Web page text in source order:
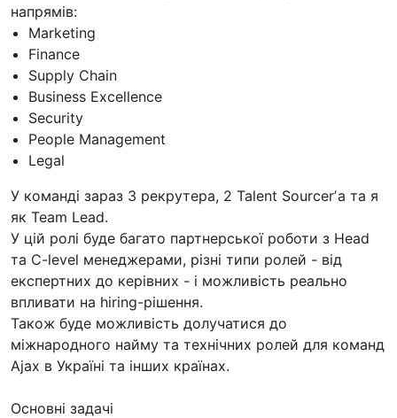
напрямів:
Marketing
Finance
Supply Chain
Business Excellence
Security
People Management
Legal
У команді зараз 3 рекрутера, 2 Talent Sourcerʼа та я
як Team Lead.
У цій ролі буде багато партнерської роботи з Head
та C-level менеджерами, різні типи ролей - від
експертних до керівних - і можливість реально
впливати на hiring-рішення.
Також буде можливість долучатися до
міжнародного найму та технічних ролей для команд
Ajax в Україні та інших країнах.
Основні задачі